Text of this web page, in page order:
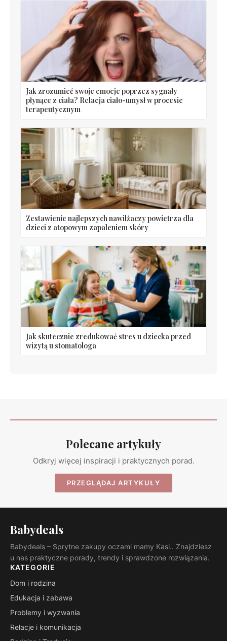
Jak zrozumieć swoje emocje poprzez sygnały
płynące z ciała? Relacja ciało-umysł w procesie
terapeutycznym
Zestawienie najlepszych nawilżaczy powietrza dla
dzieci z atopowym zapaleniem skóry
Jak skutecznie zredukować stres u dziecka przed
wizytą u stomatologa
Polecane artykuły
Odkryj więcej inspiracji i praktycznych porad.
PRZEGLĄDAJ ARTYKUŁY
Babydeals
Babydeals – Sprytne zakupy oczami mamy Kasi.. Znajdziesz
u nas praktyczne porady, trendy i sprawdzone rozwiązania.
KATEGORIE
Dom i rodzina
Edukacja i zabawa
Problemy i wyzwania
Relacje i komunikacja